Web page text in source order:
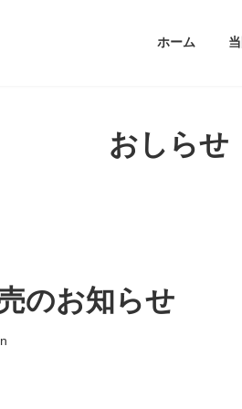
ホーム
おしらせ
のお知らせ